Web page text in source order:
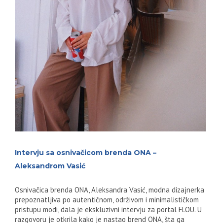
Intervju sa osnivačicom brenda ONA –
Aleksandrom Vasić
Osnivačica brenda ONA, Aleksandra Vasić, modna dizajnerka
prepoznatljiva po autentičnom, održivom i minimalističkom
pristupu modi, dala je ekskluzivni intervju za portal FLOU. U
razgovoru je otkrila kako je nastao brend ONA, šta ga